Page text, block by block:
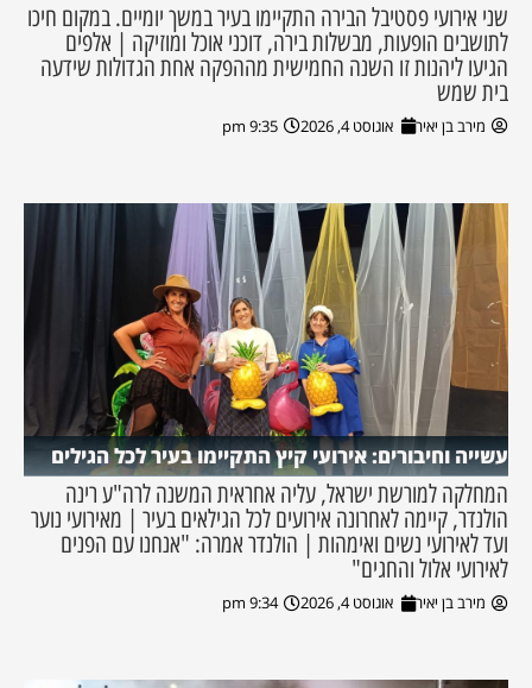
שני אירועי פסטיבל הבירה התקיימו בעיר במשך יומיים. במקום חיכו
לתושבים הופעות, מבשלות בירה, דוכני אוכל ומוזיקה | אלפים
הגיעו ליהנות זו השנה החמישית מההפקה אחת הגדולות שידעה
בית שמש
מירב בן יאיר אוגוסט 4, 2026 9:35 pm
עשייה וחיבורים: אירועי קיץ התקיימו בעיר לכל הגילים
המחלקה למורשת ישראל, עליה אחראית המשנה לרה"ע רינה
הולנדר, קיימה לאחרונה אירועים לכל הגילאים בעיר | מאירועי נוער
ועד לאירועי נשים ואימהות | הולנדר אמרה: "אנחנו עם הפנים
לאירועי אלול והחגים"
מירב בן יאיר אוגוסט 4, 2026 9:34 pm